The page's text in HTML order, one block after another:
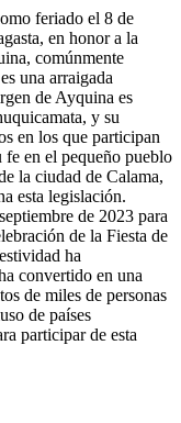
feriado el 8 de
en honor a la
comúnmente
una arraigada
de Ayquina es
y su
en los que participan
fe en el pequeño pueblo
la ciudad de Calama,
esta legislación.
de 2023 para
de la Fiesta de
ha
convertido en una
de miles de personas
de países
participar de esta